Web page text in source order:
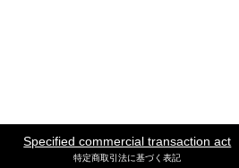
Specified commercial transaction act
特定商取引法に基づく表記